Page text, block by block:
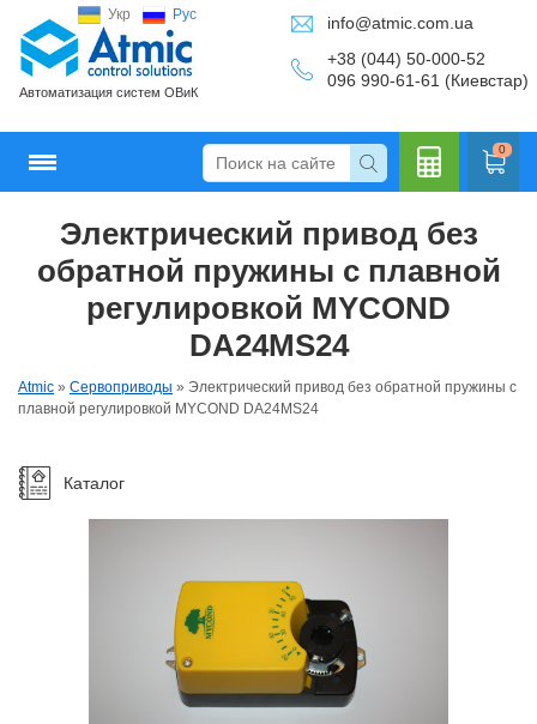
Укр Рус
Автоматизация систем ОВиК
info@atmic.com.ua
+38 (044) 50-000-52
096 990-61-61 (Киевстар)
0
Кальку
Электрический привод без
обратной пружины с плавной
регулировкой MYCOND
DA24MS24
Atmic » Сервоприводы » Электрический привод без обратной пружины с
плавной регулировкой MYCOND DA24MS24
Каталог